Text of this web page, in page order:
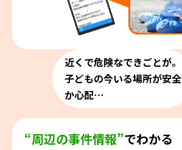
近くで危険なできごとが。
子どもの今いる場所が安全
か心配⋯
“周辺の事件情報”でわかる